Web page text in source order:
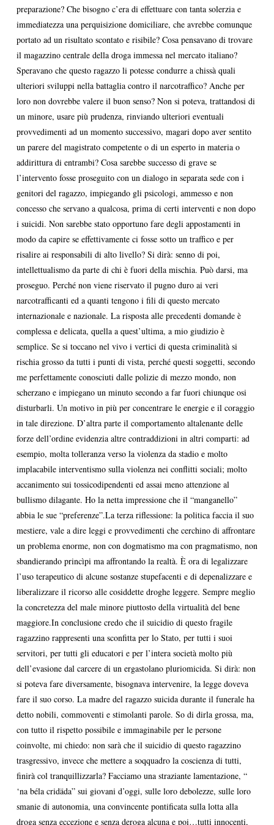
preparazione? Che bisogno c’era di effettuare con tanta solerzia e
immediatezza una perquisizione domiciliare, che avrebbe comunque
portato ad un risultato scontato e risibile? Cosa pensavano di trovare
il magazzino centrale della droga immessa nel mercato italiano?
Speravano che questo ragazzo li potesse condurre a chissà quali
ulteriori sviluppi nella battaglia contro il narcotraffico? Anche per
loro non dovrebbe valere il buon senso? Non si poteva, trattandosi di
un minore, usare più prudenza, rinviando ulteriori eventuali
provvedimenti ad un momento successivo, magari dopo aver sentito
un parere del magistrato competente o di un esperto in materia o
addirittura di entrambi? Cosa sarebbe successo di grave se
l’intervento fosse proseguito con un dialogo in separata sede con i
genitori del ragazzo, impiegando gli psicologi, ammesso e non
concesso che servano a qualcosa, prima di certi interventi e non dopo
i suicidi. Non sarebbe stato opportuno fare degli appostamenti in
modo da capire se effettivamente ci fosse sotto un traffico e per
risalire ai responsabili di alto livello? Si dirà: senno di poi,
intellettualismo da parte di chi è fuori della mischia. Può darsi, ma
proseguo. Perché non viene riservato il pugno duro ai veri
narcotrafficanti ed a quanti tengono i fili di questo mercato
internazionale e nazionale. La risposta alle precedenti domande è
complessa e delicata, quella a quest’ultima, a mio giudizio è
semplice. Se si toccano nel vivo i vertici di questa criminalità si
rischia grosso da tutti i punti di vista, perché questi soggetti, secondo
me perfettamente conosciuti dalle polizie di mezzo mondo, non
scherzano e impiegano un minuto secondo a far fuori chiunque osi
disturbarli. Un motivo in più per concentrare le energie e il coraggio
in tale direzione. D’altra parte il comportamento altalenante delle
forze dell’ordine evidenzia altre contraddizioni in altri comparti: ad
esempio, molta tolleranza verso la violenza da stadio e molto
implacabile interventismo sulla violenza nei conflitti sociali; molto
accanimento sui tossicodipendenti ed assai meno attenzione al
bullismo dilagante. Ho la netta impressione che il “manganello”
abbia le sue “preferenze”.La terza riflessione: la politica faccia il suo
mestiere, vale a dire leggi e provvedimenti che cerchino di affrontare
un problema enorme, non con dogmatismo ma con pragmatismo, non
sbandierando princìpi ma affrontando la realtà. È ora di legalizzare
l’uso terapeutico di alcune sostanze stupefacenti e di depenalizzare e
liberalizzare il ricorso alle cosiddette droghe leggere. Sempre meglio
la concretezza del male minore piuttosto della virtualità del bene
maggiore.In conclusione credo che il suicidio di questo fragile
ragazzino rappresenti una sconfitta per lo Stato, per tutti i suoi
servitori, per tutti gli educatori e per l’intera società molto più
dell’evasione dal carcere di un ergastolano pluriomicida. Si dirà: non
si poteva fare diversamente, bisognava intervenire, la legge doveva
fare il suo corso. La madre del ragazzo suicida durante il funerale ha
detto nobili, commoventi e stimolanti parole. So di dirla grossa, ma,
con tutto il rispetto possibile e immaginabile per le persone
coinvolte, mi chiedo: non sarà che il suicidio di questo ragazzino
trasgressivo, invece che mettere a soqquadro la coscienza di tutti,
finirà col tranquillizzarla? Facciamo una straziante lamentazione, “
‘na béla cridäda” sui giovani d’oggi, sulle loro debolezze, sulle loro
smanie di autonomia, una convincente pontificata sulla lotta alla
droga senza eccezione e senza deroga alcuna e poi…tutti innocenti,